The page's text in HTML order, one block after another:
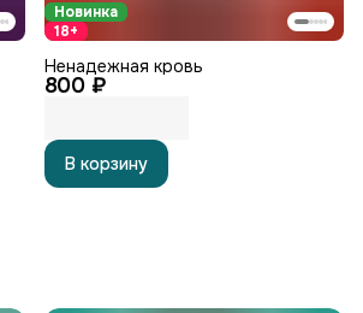
Новинка
18+
800 ₽
Ненадежная кровь
В корзину